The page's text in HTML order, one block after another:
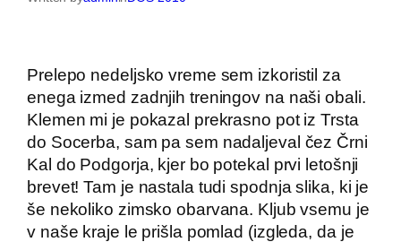
Prelepo nedeljsko vreme sem izkoristil za
enega izmed zadnjih treningov na naši obali.
Klemen mi je pokazal prekrasno pot iz Trsta
do Socerba, sam pa sem nadaljeval čez Črni
Kal do Podgorja, kjer bo potekal prvi letošnji
brevet! Tam je nastala tudi spodnja slika, ki je
še nekoliko zimsko obarvana. Kljub vsemu je
v naše kraje le prišla pomlad (izgleda, da je